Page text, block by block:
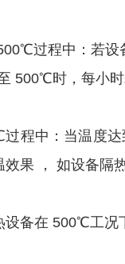
过程中：若设
500℃时，每小时
程中：当温度
果 ， 如设备隔
备在 500℃工况